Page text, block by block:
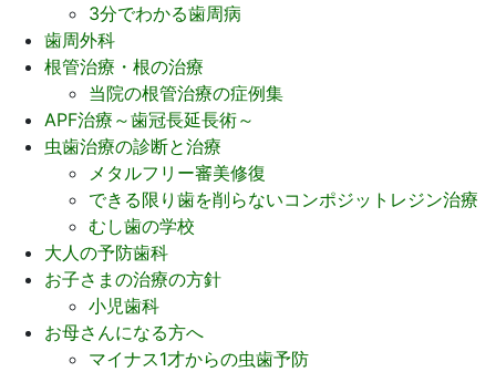
3分でわかる歯周病
歯周外科
根管治療・根の治療
当院の根管治療の症例集
APF治療～歯冠長延長術～
虫歯治療の診断と治療
メタルフリー審美修復
できる限り歯を削らないコンポジットレジン治療
むし歯の学校
大人の予防歯科
お子さまの治療の方針
小児歯科
お母さんになる方へ
マイナス1才からの虫歯予防